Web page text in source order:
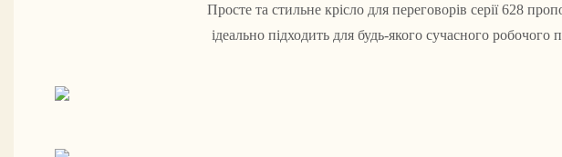
Просте та стильне крісло для переговорів серії 628
ідеально підходить для будь-якого сучасного